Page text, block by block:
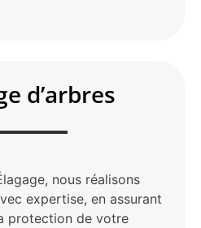
d’arbres
nous réalisons
expertise, en assurant
protection de votre